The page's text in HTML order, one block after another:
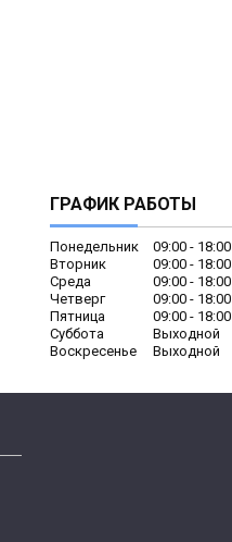
ГРАФИК РАБОТЫ
Понедельник 09:00
18:00
Вторник
09:00
18:00
Среда
09:00
18:00
Четверг
09:00
18:00
Пятница
09:00
18:00
Суббота
Выходной
Воскресенье
Выходной